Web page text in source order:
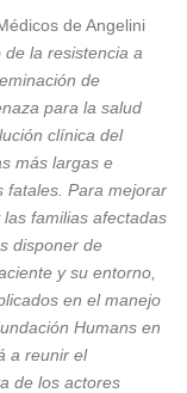
de Angelini
de la resistencia a
de
para la salud
clínica del
más largas e
fatales. Para mejorar
familias afectadas
disponer de
y su entorno,
en el manejo
Humans en
a reunir el
de los actores